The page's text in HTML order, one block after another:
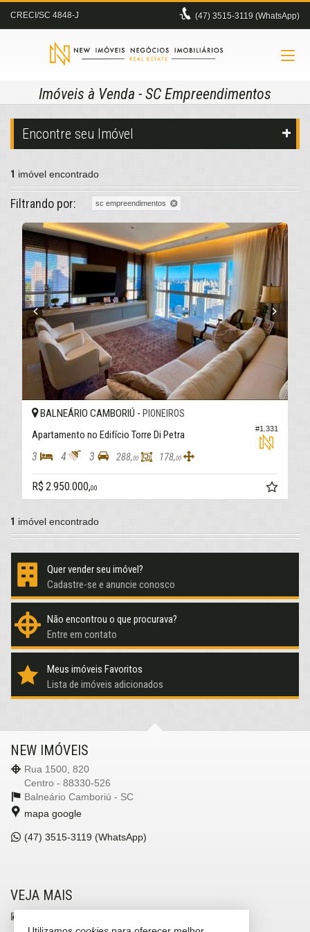
CRECI/SC 4848-J (47) 3515-3119 (WhatsApp)
Imóveis à Venda - SC Empreendimentos
Encontre seu Imóvel
1 imóvel encontrado
Filtrando por: sc empreendimentos
#1.331
BALNEÁRIO CAMBORIÚ - PIONEIROS
Apartamento no Edifício Torre Di Petra
3 4 3 288,00 178,00
R$ 2.950.000,00
1 imóvel encontrado
Quer vender seu imóvel?
Cadastre-se e anuncie conosco
Não encontrou o que procurava?
Entre em contato
Meus imóveis Favoritos
Lista de imóveis adicionados
NEW IMÓVEIS
Rua 1500, 820
Centro - 88330-526
Balneário Camboriú - SC
mapa google
(47) 3515-3119 (WhatsApp)
VEJA MAIS